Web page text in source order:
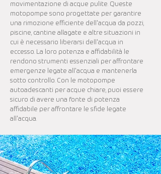
movimentazione di acque pulite. Queste
motopompe sono progettate per garantire
una rimozione efficiente dell'acqua da pozzi,
piscine, cantine allagate e altre situazioni in
cui è necessario liberarsi dell'acqua in
eccesso. La loro potenza e affidabilità le
rendono strumenti essenziali per affrontare
emergenze legate all'acqua e mantenerla
sotto controllo. Con le motopompe
autoadescanti per acque chiare, puoi essere
sicuro di avere una fonte di potenza
affidabile per affrontare le sfide legate
all'acqua.